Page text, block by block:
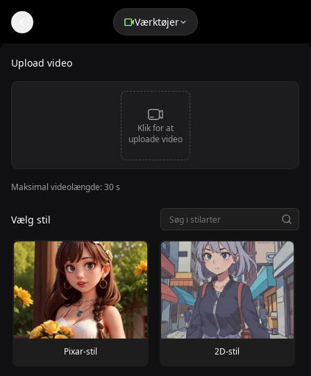
Værktøjer
Upload video
Klik for at
uploade video
Maksimal videolængde: 30 s
Vælg stil
Pixar-stil 2D-stil